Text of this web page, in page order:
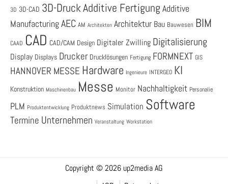
3D 3D-CAD 3D-DruckAdditive Fertigung Additive
ManufacturingAEC AM Architekten Architektur Bau Bauwesen BIM
CAAD CAD CAD/CAM Design Digitaler Zwilling Digitalisierung
Display Displays Drucker Drucklösungen Fertigung FORMNEXT GIS
HANNOVER MESSE Hardware Ingenieure INTERGEO KI
Konstruktion Maschinenbau Messe Monitor Nachhaltigkeit Personalie
PLM Produktentwicklung Produktnews Simulation Software
Termine Unternehmen Veranstaltung Workstation
Copyright © 2026 up2media AG